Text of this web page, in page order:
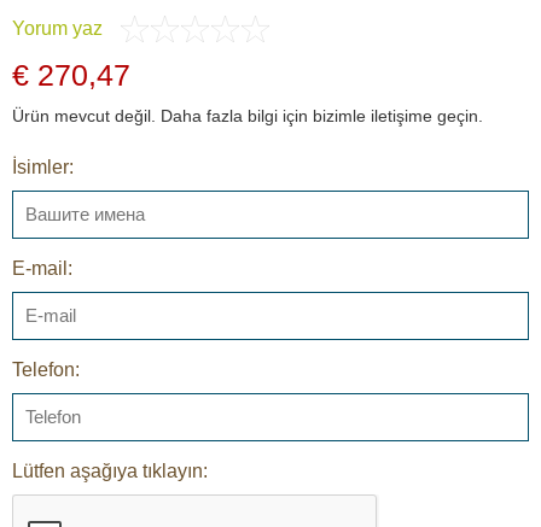
Yorum yaz
€ 270,47
Ürün mevcut değil. Daha fazla bilgi için bizimle iletişime geçin.
İsimler:
E-mail:
Telefon:
Lütfen aşağıya tıklayın: